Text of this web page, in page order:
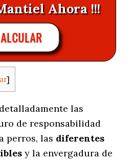
Ahora !!!
]
las
de responsabilidad
perros, las diferentes
y la envergadura de